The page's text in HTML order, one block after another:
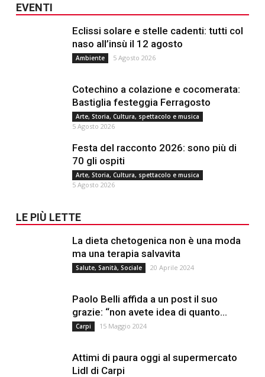
EVENTI
Eclissi solare e stelle cadenti: tutti col
naso all’insù il 12 agosto
Ambiente 5 Agosto 2026
Cotechino a colazione e cocomerata:
Bastiglia festeggia Ferragosto
Arte, Storia, Cultura, spettacolo e musica
5 Agosto 2026
Festa del racconto 2026: sono più di
70 gli ospiti
Arte, Storia, Cultura, spettacolo e musica
5 Agosto 2026
LE PIÙ LETTE
La dieta chetogenica non è una moda
ma una terapia salvavita
Salute, Sanità, Sociale 20 Aprile 2024
Paolo Belli affida a un post il suo
grazie: “non avete idea di quanto...
Carpi 15 Maggio 2024
Attimi di paura oggi al supermercato
Lidl di Carpi